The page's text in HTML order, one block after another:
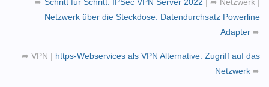
➨ Schritt für Schritt: IPSec VPN Server 2022 | ➦ Netzwerk |
Netzwerk über die Steckdose: Datendurchsatz Powerline
Adapter ➨
➦ VPN | https-Webservices als VPN Alternative: Zugriff auf das
Netzwerk ➨